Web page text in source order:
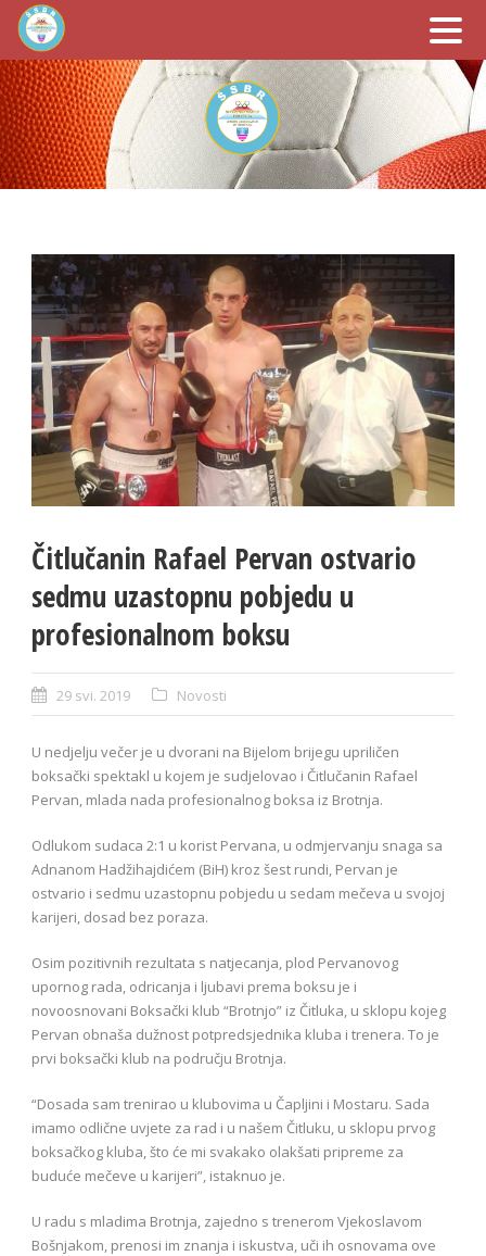
Čitlučanin Rafael Pervan ostvario
sedmu uzastopnu pobjedu u
profesionalnom boksu
29 svi. 2019 Novosti
U nedjelju večer je u dvorani na Bijelom brijegu upriličen
boksački spektakl u kojem je sudjelovao i Čitlučanin Rafael
Pervan, mlada nada profesionalnog boksa iz Brotnja.
Odlukom sudaca 2:1 u korist Pervana, u odmjervanju snaga sa
Adnanom Hadžihajdićem (BiH) kroz šest rundi, Pervan je
ostvario i sedmu uzastopnu pobjedu u sedam mečeva u svojoj
karijeri, dosad bez poraza.
Osim pozitivnih rezultata s natjecanja, plod Pervanovog
upornog rada, odricanja i ljubavi prema boksu je i
novoosnovani Boksački klub “Brotnjo” iz Čitluka, u sklopu kojeg
Pervan obnaša dužnost potpredsjednika kluba i trenera. To je
prvi boksački klub na području Brotnja.
“Dosada sam trenirao u klubovima u Čapljini i Mostaru. Sada
imamo odlične uvjete za rad i u našem Čitluku, u sklopu prvog
boksačkog kluba, što će mi svakako olakšati pripreme za
buduće mečeve u karijeri”, istaknuo je.
U radu s mladima Brotnja, zajedno s trenerom Vjekoslavom
Bošnjakom, prenosi im znanja i iskustva, uči ih osnovama ove